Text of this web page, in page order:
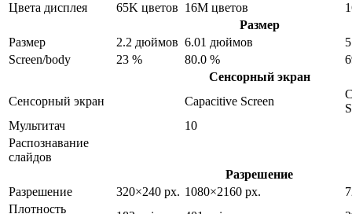
Цвета дисплея
65K цветов 16M цветов
Размер
Размер
2.2 дюймов 6.01 дюймов
Screen/body
23 % 80.0 %
Сенсорный экран
Сенсорный экран
Capacitive Screen
Мультитач
10
Распознавание
слайдов
Разрешение
Разрешение
320×240 px. 1080×2160 px.
Плотность